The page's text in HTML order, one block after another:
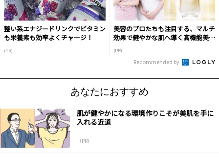
整い系エナジードリンクでビタミン
も栄養素も効率よくチャージ！
(PR)
美容のプロたちも注目する、マルチ
効果で健やかな肌へ導く高機能美容
(PR)
Recommended by
あなたにおすすめ
肌が健やかになる環境作りこそが美肌を手に
入れる近道
（PR）